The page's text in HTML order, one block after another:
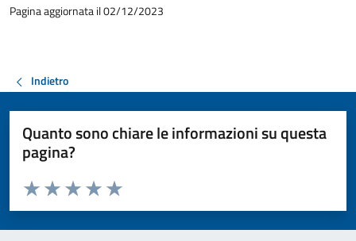
Pagina aggiornata il 02/12/2023
Indietro
Quanto sono chiare le informazioni su questa
pagina?
Valuta da 1 a 5 stelle la pagina
Valuta 5 stelle su 5
Valuta 4 stelle su 5
Valuta 3 stelle su 5
Valuta 2 stelle su 5
Valuta 1 stelle su 5